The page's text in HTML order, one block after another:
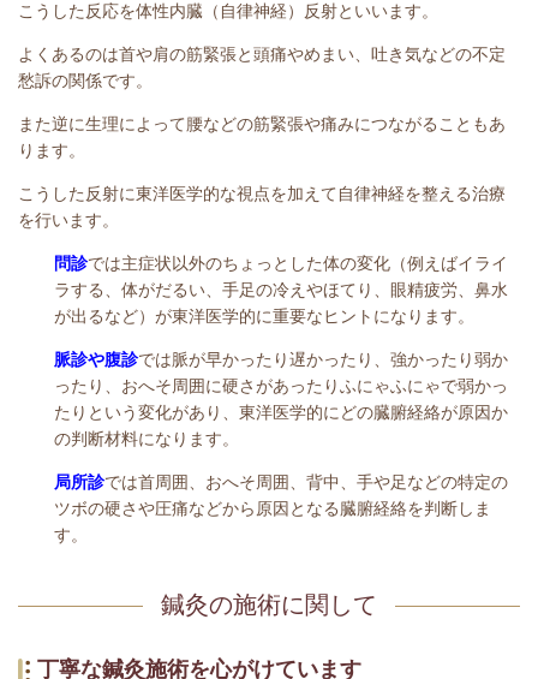
こうした反応を体性内臓（自律神経）反射といいます。
よくあるのは首や肩の筋緊張と頭痛やめまい、吐き気などの不定
愁訴の関係です。
また逆に生理によって腰などの筋緊張や痛みにつながることもあ
ります。
こうした反射に東洋医学的な視点を加えて自律神経を整える治療
を行います。
問診では主症状以外のちょっとした体の変化（例えばイライ
ラする、体がだるい、手足の冷えやほてり、眼精疲労、鼻水
が出るなど）が東洋医学的に重要なヒントになります。
脈診や腹診では脈が早かったり遅かったり、強かったり弱か
ったり、おへそ周囲に硬さがあったりふにゃふにゃで弱かっ
たりという変化があり、東洋医学的にどの臓腑経絡が原因か
の判断材料になります。
局所診では首周囲、おへそ周囲、背中、手や足などの特定の
ツボの硬さや圧痛などから原因となる臓腑経絡を判断しま
す。
鍼灸の施術に関して
丁寧な鍼灸施術を心がけています